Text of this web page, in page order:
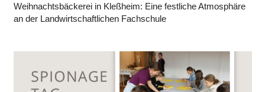
Weihnachtsbäckerei in Kleßheim: Eine festliche Atmosphäre
an der Landwirtschaftlichen Fachschule